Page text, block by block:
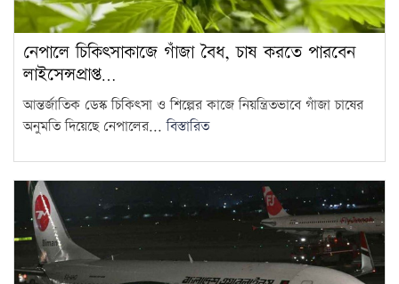
নেপালে চিকিৎসাকাজে গাঁজা বৈধ, চাষ করতে পারবেন
লাইসেন্সপ্রাপ্ত…
আন্তর্জাতিক ডেস্ক চিকিৎসা ও শিল্পের কাজে নিয়ন্ত্রিতভাবে গাঁজা চাষের
অনুমতি দিয়েছে নেপালের...বিস্তারিত